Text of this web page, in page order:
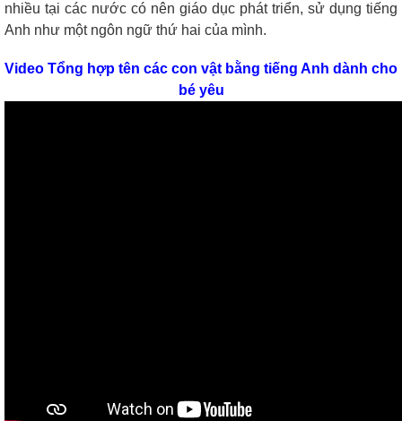
nhiều tại các nước có nên giáo dục phát triển, sử dụng tiếng
Anh như một ngôn ngữ thứ hai của mình.
Video Tổng hợp tên các con vật bằng tiếng Anh dành cho
bé yêu